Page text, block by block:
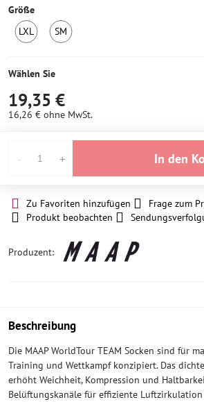
Größe
LXL
auf
SM
Wählen Sie
19,35 €
16,26 € ohne MwSt.
In den
Zu Favoriten hinzufügen
Frage zum
Produkt beobachten
Produzent:
Beschreibung
Die MAAP WorldTour TEAM Socken sind für
Training und Wettkampf konzipiert. Das
erhöht Weichheit, Kompression und
Belüftungskanäle für effiziente